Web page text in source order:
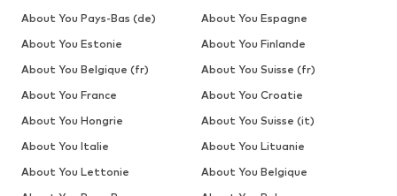
About You Pays-Bas (de)
About You Espagne
About You Estonie
About You Finlande
About You Belgique (fr)
About You Suisse (fr)
About You France
About You Croatie
About You Hongrie
About You Suisse (it)
About You Italie
About You Lituanie
About You Lettonie
About You Belgique